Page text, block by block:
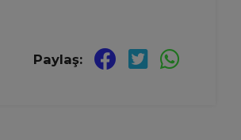
Paylaş: